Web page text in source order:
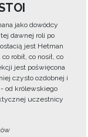
jako dowódcy
dawnej roli po
jest Hetman
robił, co nosił, co
jest poświęcona
czysto ozdobnej i
od królewskiego
uczestnicy